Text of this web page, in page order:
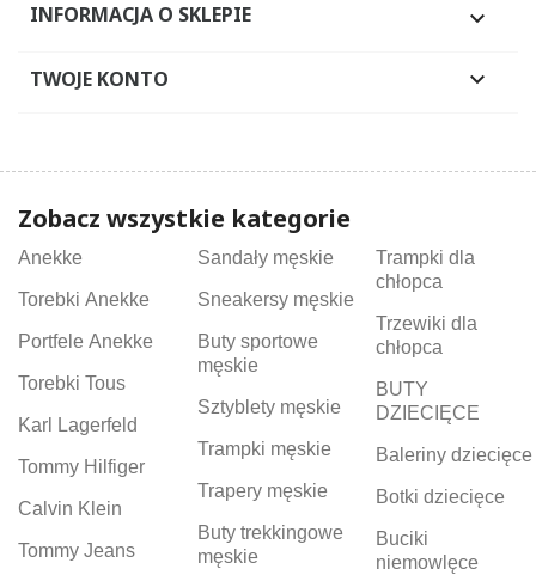
INFORMACJA O SKLEPIE 
TWOJE KONTO 
Zobacz wszystkie kategorie
Anekke
Torebki Anekke
Portfele Anekke
Torebki Tous
Karl Lagerfeld
Tommy Hilfiger
Calvin Klein
Tommy Jeans
Sandały męskie
Sneakersy męskie
Buty sportowe
męskie
Sztyblety męskie
Trampki męskie
Trapery męskie
Buty trekkingowe
męskie
Trampki dla
chłopca
Trzewiki dla
chłopca
BUTY
DZIECIĘCE
Baleriny dziecięce
Botki dziecięce
Buciki
niemowlęce